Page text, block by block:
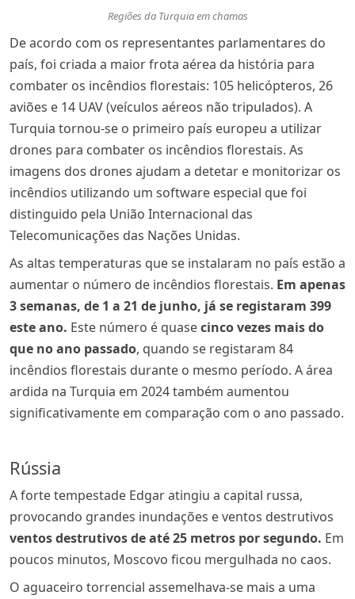
Regiões da Turquia em chamas
De acordo com os representantes parlamentares do
país, foi criada a maior frota aérea da história para
combater os incêndios florestais: 105 helicópteros, 26
aviões e 14 UAV (veículos aéreos não tripulados). A
Turquia tornou-se o primeiro país europeu a utilizar
drones para combater os incêndios florestais. As
imagens dos drones ajudam a detetar e monitorizar os
incêndios utilizando um software especial que foi
distinguido pela União Internacional das
Telecomunicações das Nações Unidas.
As altas temperaturas que se instalaram no país estão a
aumentar o número de incêndios florestais. Em apenas
3 semanas, de 1 a 21 de junho, já se registaram 399
este ano. Este número é quasecinco vezes mais do
que no ano passado, quando se registaram 84
incêndios florestais durante o mesmo período. A área
ardida na Turquia em 2024 também aumentou
significativamente em comparação com o ano passado.
Rússia
A forte tempestade Edgar atingiu a capital russa,
provocando grandes inundações e ventos destrutivos
ventos destrutivos de até 25 metros por segundo. Em
poucos minutos, Moscovo ficou mergulhada no caos.
O aguaceiro torrencial assemelhava-se mais a uma